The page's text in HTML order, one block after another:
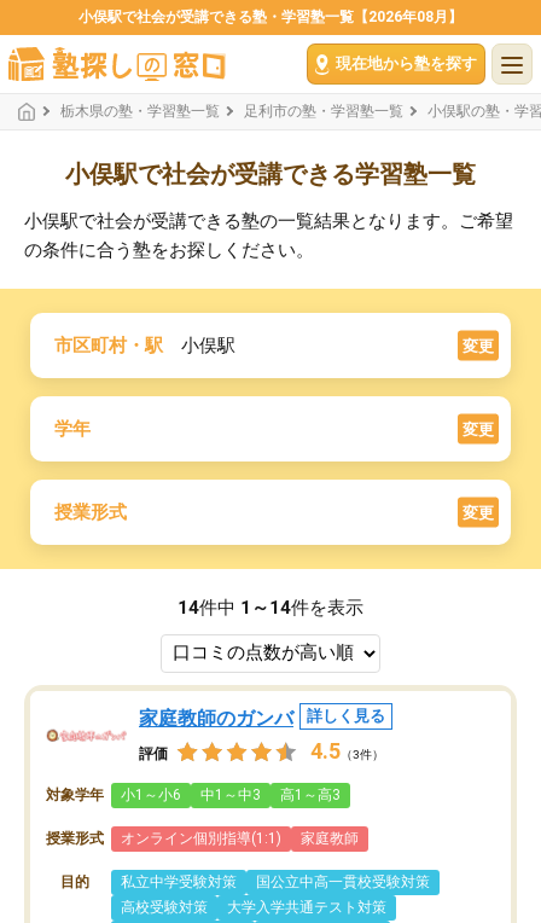
小俣駅で社会が受講できる塾・学習塾一覧【2026年08月】
現在地から塾を探す
栃木県の塾・学習塾一覧 足利市の塾・学習塾一覧 小俣駅の塾・学
小俣駅で社会が受講できる学習塾一覧
小俣駅で社会が受講できる塾の一覧結果となります。ご希望
の条件に合う塾をお探しください。
市区町村・駅 小俣駅 変更
学年 変更
授業形式 変更
14件中 1～14件を表示
家庭教師のガンバ 詳しく見る
評価 4.5 （3件）
対象学年 小1～小6 中1～中3 高1～高3
授業形式 オンライン個別指導(1:1) 家庭教師
目的 私立中学受験対策
国公立中高一貫校受験対策
高校受験対策
大学入学共通テスト対策